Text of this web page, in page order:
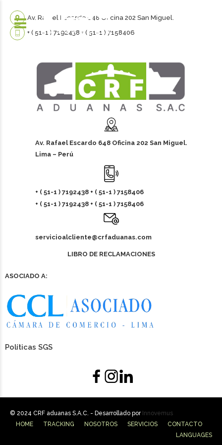
Av. Rafael Escardo 648 Oficina 202 San Miguel.
+ ( 51-1 ) 7192438 + ( 51-1 ) 7158406
Av. Rafael Escardo 648 Oficina 202 San Miguel.
Lima – Perú
+ ( 51-1 ) 7192438 + ( 51-1 ) 7158406
+ ( 51-1 ) 7192438 + ( 51-1 ) 7158406
servicioalcliente@crfaduanas.com
LIBRO DE RECLAMACIONES
ASOCIADO A:
Políticas SGS
© 2024 CRF aduanas S.A.C. - Desarrollado por Innovemus
HOME
TRACKING NOSOTROS SERVICIOS
CONTACTO
LANGUAGES